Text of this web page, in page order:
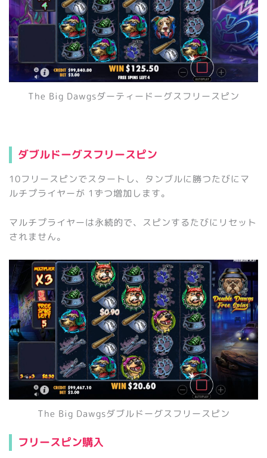
The Big Dawgsダーティードーグスフリースピン
ダブルドーグスフリースピン
10フリースピンでスタートし、タンブルに勝つたびにマ
ルチプライヤーが 1ずつ増加します。
マルチプライヤーは永続的で、スピンするたびにリセット
されません。
The Big Dawgsダブルドーグスフリースピン
フリースピン購入